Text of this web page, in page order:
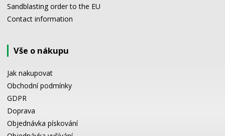
Sandblasting order to the EU
Contact information
Vše o nákupu
Jak nakupovat
Obchodní podmínky
GDPR
Doprava
Objednávka pískování